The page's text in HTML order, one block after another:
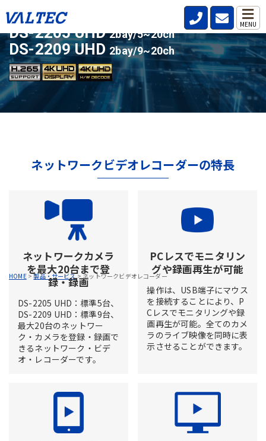
MENU
HOME>製品・サービス>ネットワークビデオレコーダー
ライセンスアップ対応の人気モデル
DS-2205 UHD2bay/5~20ch
DS-2209 UHD 2bay/9~20ch
ネットワークビデオレコーダーの特長
ネットワークカメラ
を最大20台まで登
録・録画
DS-2205 UHD：標準5台、
DS-2209 UHD：標準9台、
最大20台のネットワー
ク・カメラを登録・録画で
きるネットワーク・ビデ
オ・レコーダーです。
PCレスでモニタリン
グや録画再生が可能
操作は、USB端子にマウス
を接続することにより、P
Cレスでモニタリングや録
画再生が可能。全てのカメ
ラのライブ映像を同時に表
示させることができます。